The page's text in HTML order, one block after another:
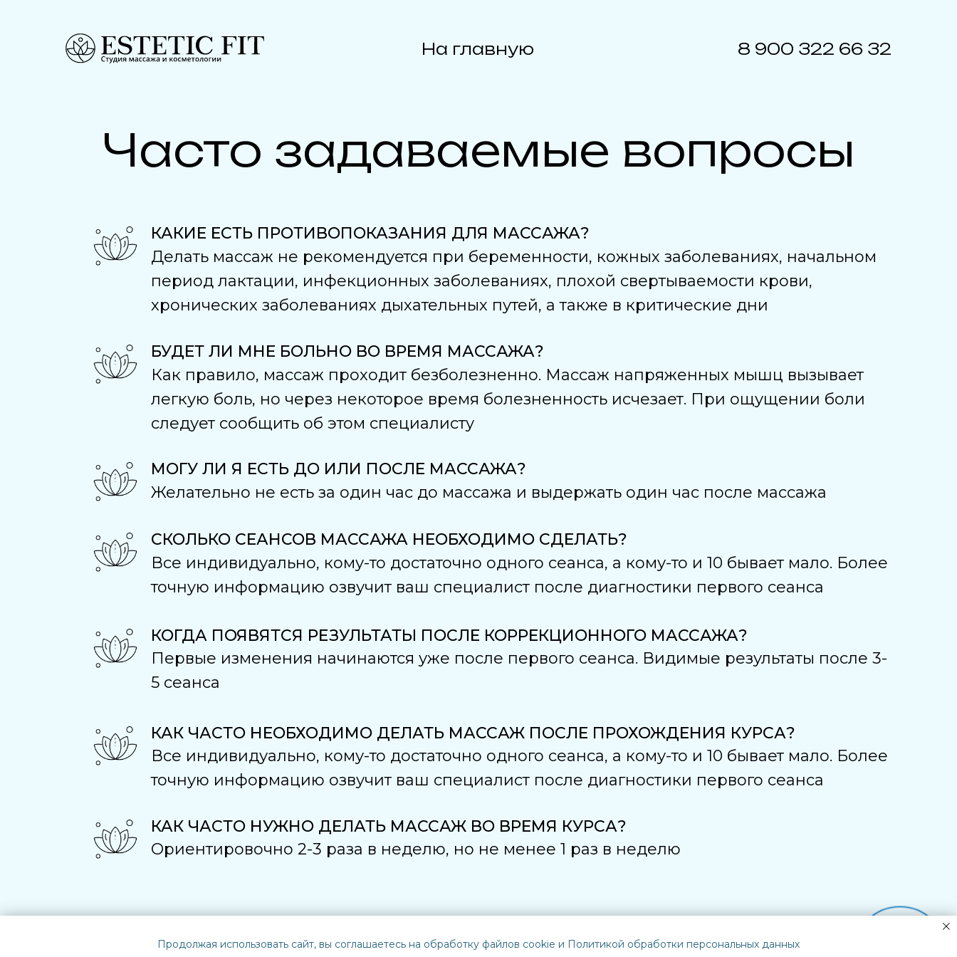
8 900 322 66 32
На главную
Часто задаваемые вопросы
Ориентировочно 2-3 раза в неделю, но не менее 1 раз в неделю
КАК ЧАСТО НУЖНО ДЕЛАТЬ МАССАЖ ВО ВРЕМЯ КУРСА?
Все индивидуально, кому-то достаточно одного сеанса, а кому-то и 10 бывает мало. Более
точную информацию озвучит ваш специалист после диагностики первого сеанса
КАК ЧАСТО НЕОБХОДИМО ДЕЛАТЬ МАССАЖ ПОСЛЕ ПРОХОЖДЕНИЯ КУРСА?
Первые изменения начинаются уже после первого сеанса. Видимые результаты после 3-
5 сеанса
КОГДА ПОЯВЯТСЯ РЕЗУЛЬТАТЫ ПОСЛЕ КОРРЕКЦИОННОГО МАССАЖА?
Все индивидуально, кому-то достаточно одного сеанса, а кому-то и 10 бывает мало. Более
точную информацию озвучит ваш специалист после диагностики первого сеанса
СКОЛЬКО СЕАНСОВ МАССАЖА НЕОБХОДИМО СДЕЛАТЬ?
Желательно не есть за один час до массажа и выдержать один час после массажа
МОГУ ЛИ Я ЕСТЬ ДО ИЛИ ПОСЛЕ МАССАЖА?
Как правило, массаж проходит безболезненно. Массаж напряженных мышц вызывает
легкую боль, но через некоторое время болезненность исчезает. При ощущении боли
следует сообщить об этом специалисту
БУДЕТ ЛИ МНЕ БОЛЬНО ВО ВРЕМЯ МАССАЖА?
Делать массаж не рекомендуется при беременности, кожных заболеваниях, начальном
период лактации, инфекционных заболеваниях, плохой свертываемости крови,
хронических заболеваниях дыхательных путей, а также в критические дни
КАКИЕ ЕСТЬ ПРОТИВОПОКАЗАНИЯ ДЛЯ МАССАЖА?
Продолжая использовать сайт, вы соглашаетесь на обработку файлов cookie и Политикой обработки персональных данных